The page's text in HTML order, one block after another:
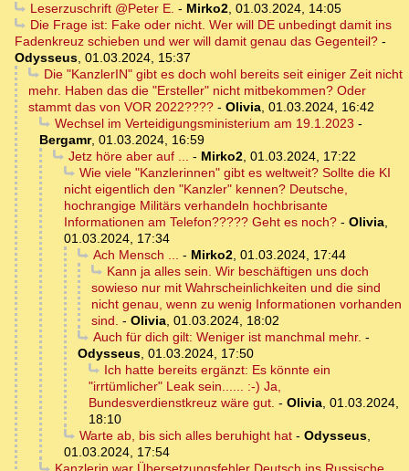
Leserzuschrift @Peter E. - Mirko2, 01.03.2024, 14:05
Die Frage ist: Fake oder nicht. Wer will DE unbedingt damit ins
Fadenkreuz schieben und wer will damit genau das Gegenteil? -
Odysseus, 01.03.2024, 15:37
Die "KanzlerIN" gibt es doch wohl bereits seit einiger Zeit nicht
mehr. Haben das die "Ersteller" nicht mitbekommen? Oder
stammt das von VOR 2022???? - Olivia, 01.03.2024, 16:42
Wechsel im Verteidigungsministerium am 19.1.2023 -
Bergamr, 01.03.2024, 16:59
Jetz höre aber auf ... - Mirko2, 01.03.2024, 17:22
Wie viele "Kanzlerinnen" gibt es weltweit? Sollte die KI
nicht eigentlich den "Kanzler" kennen? Deutsche,
hochrangige Militärs verhandeln hochbrisante
Informationen am Telefon????? Geht es noch? - Olivia,
01.03.2024, 17:34
Ach Mensch ... - Mirko2, 01.03.2024, 17:44
Kann ja alles sein. Wir beschäftigen uns doch
sowieso nur mit Wahrscheinlichkeiten und die sind
nicht genau, wenn zu wenig Informationen vorhanden
sind. - Olivia, 01.03.2024, 18:02
Auch für dich gilt: Weniger ist manchmal mehr. -
Odysseus, 01.03.2024, 17:50
Ich hatte bereits ergänzt: Es könnte ein
"irrtümlicher" Leak sein...... :-) Ja,
Bundesverdienstkreuz wäre gut. - Olivia, 01.03.2024,
18:10
Warte ab, bis sich alles beruhight hat- Odysseus,
01.03.2024, 17:54